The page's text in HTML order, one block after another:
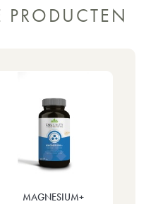
PRODUCTEN
MAGNESIUM+